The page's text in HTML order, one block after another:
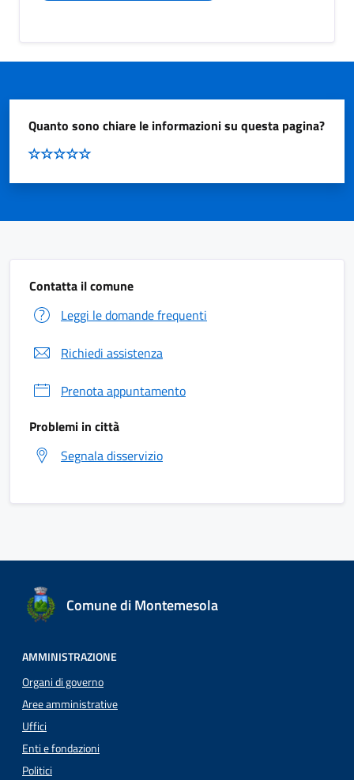
Quanto sono chiare le informazioni su questa pagina?
Contatta il comune
Leggi le domande frequenti
Richiedi assistenza
Prenota appuntamento
Problemi in città
Segnala disservizio
Comune di Montemesola
AMMINISTRAZIONE
Organi di governo
Aree amministrative
Uffici
Enti e fondazioni
Politici